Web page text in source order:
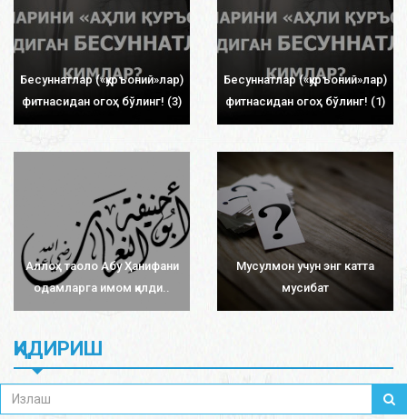
Бесуннатлар («қуръоний»лар)
фитнасидан огоҳ бўлинг! (3)
Бесуннатлар («қуръоний»лар)
фитнасидан огоҳ бўлинг! (1)
Аллоҳ таоло Абу Ҳанифани
одамларга имом қилди..
Мусулмон учун энг катта
мусибат
ҚИДИРИШ